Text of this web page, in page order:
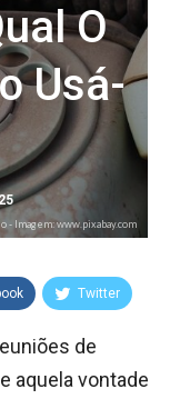
O
Usá-
- Imagem: www.pixabay.com
Twitter
de
aquela vontade